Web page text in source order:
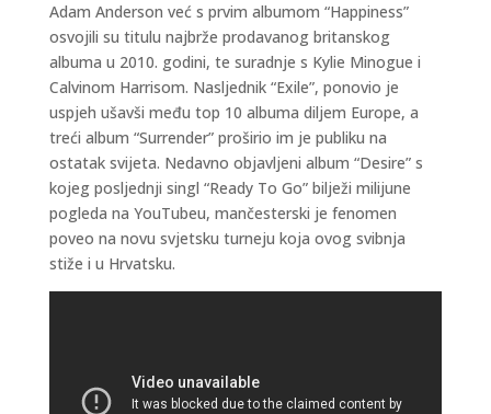
Adam Anderson već s prvim albumom “Happiness”
osvojili su titulu najbrže prodavanog britanskog
albuma u 2010. godini, te suradnje s Kylie Minogue i
Calvinom Harrisom. Nasljednik “Exile”, ponovio je
uspjeh ušavši među top 10 albuma diljem Europe, a
treći album “Surrender” proširio im je publiku na
ostatak svijeta. Nedavno objavljeni album “Desire” s
kojeg posljednji singl “Ready To Go” bilježi milijune
pogleda na YouTubeu, mančesterski je fenomen
poveo na novu svjetsku turneju koja ovog svibnja
stiže i u Hrvatsku.